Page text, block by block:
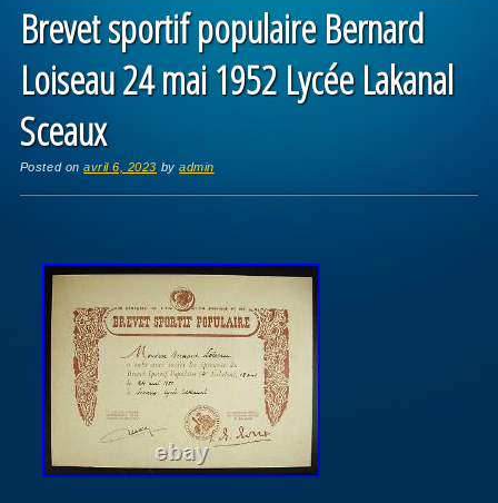
Brevet sportif populaire Bernard
Loiseau 24 mai 1952 Lycée Lakanal
Sceaux
Posted onavril 6, 2023 byadmin